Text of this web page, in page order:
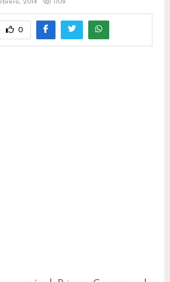
2014 1109
0